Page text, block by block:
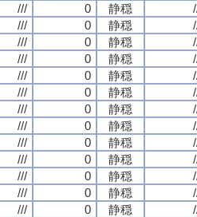
/// 0 静穏
/// 0 静穏
/// 0 静穏
/// 0 静穏
/// 0 静穏
/// 0 静穏
/// 0 静穏
/// 0 静穏
/// 0 静穏
/// 0 静穏
/// 0 静穏
/// 0 静穏
/// 0 静穏